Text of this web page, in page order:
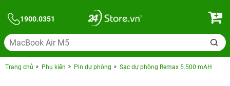
1900.0351
Trang chủ Phụ kiện Pin dự phòng Sạc dự phòng Remax 5.500 mAH